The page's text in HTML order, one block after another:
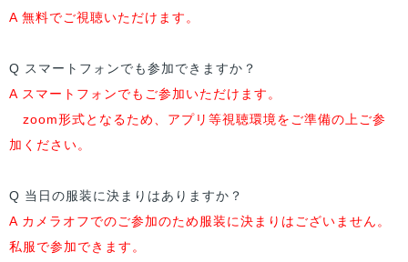
A 無料でご視聴いただけます。
Q スマートフォンでも参加できますか？
A スマートフォンでもご参加いただけます。
zoom形式となるため、アプリ等視聴環境をご準備の上ご参
加ください。
Q 当日の服装に決まりはありますか？
A カメラオフでのご参加のため服装に決まりはございません。
私服で参加できます。